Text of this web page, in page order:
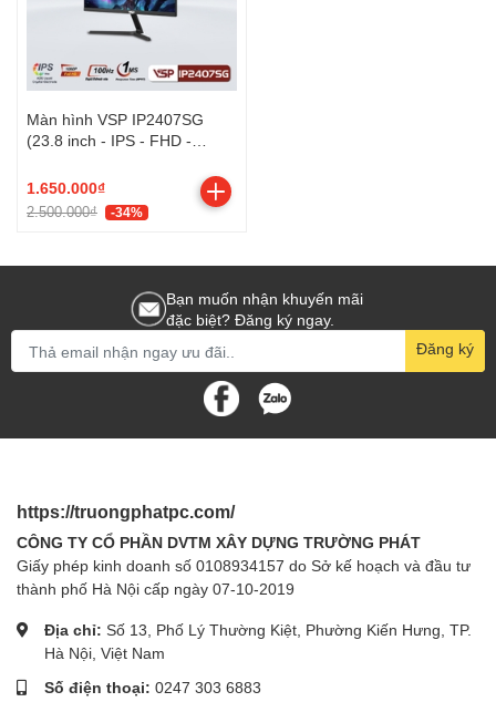
Màn hình VSP IP2407SG
(23.8 inch - IPS - FHD -
1.650.000₫
2.500.000₫ -34%
Bạn muốn nhận khuyến mãi
đặc biệt? Đăng ký ngay.
Đăng ký
https://truongphatpc.com/
CÔNG TY CỔ PHẦN DVTM XÂY DỰNG TRƯỜNG PHÁT
Giấy phép kinh doanh số 0108934157 do Sở kế hoạch và đầu tư
thành phố Hà Nội cấp ngày 07-10-2019
Địa chỉ: Số 13, Phố Lý Thường Kiệt, Phường Kiến Hưng, TP.
Hà Nội, Việt Nam
Số điện thoại: 0247 303 6883